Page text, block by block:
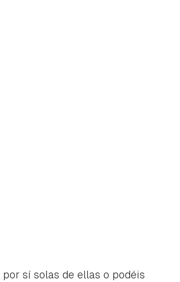
sí solas de ellas o podéis